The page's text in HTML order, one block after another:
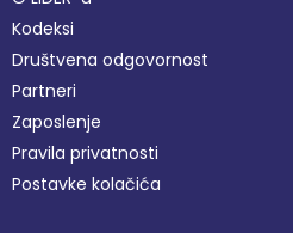
Kodeksi
Društvena odgovornost
Partneri
Zaposlenje
Pravila privatnosti
Postavke kolačića